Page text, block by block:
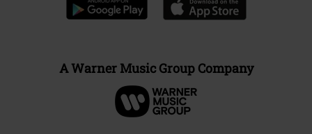
A Warner Music Group Company